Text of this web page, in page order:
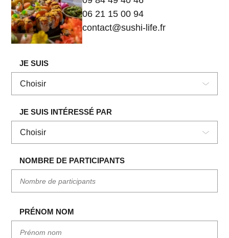
06 21 15 00 94
contact@sushi-life.fr
JE SUIS
Choisir
Un professionnel
JE SUIS INTÉRESSÉ PAR
Choisir
L'atelier
Privatiser le restaurant
NOMBRE DE PARTICIPANTS
PRÉNOM NOM
UN CRÉNEAU